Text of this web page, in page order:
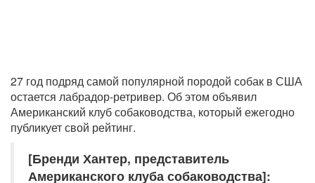
27 год подряд самой популярной породой собак в США
остается лабрадор-ретривер. Об этом объявил
Американский клуб собаководства, который ежегодно
публикует свой рейтинг.
[Бренди Хантер, представитель
Американского клуба собаководства]: